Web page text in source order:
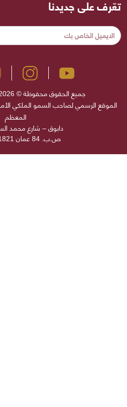
تعّرف على جديدنا
جميع الحقوق محفوظة © 2026 مؤسسة ولي العهد
الموقع الرسمي لصاحب السمو الملكي
المعظم
دابوق – شارع محمد
ص.ب. 84 عمان 11821 – الأردن